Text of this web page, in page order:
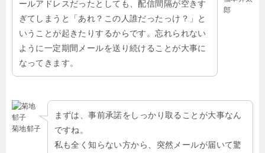
郎
ールアドレスだったとしても、配信間隔が空きす
ぎてしまうと「あれ？この人誰だったっけ？」と
いうことが起きたりするからです。忘れられない
ように一定期間メールを送り続けることが大事に
なってきます。
菊地郁子
まずは、事前承諾をしっかり取ることが大事なん
ですね。
私も全く知らない方から、突然メールが届いて驚